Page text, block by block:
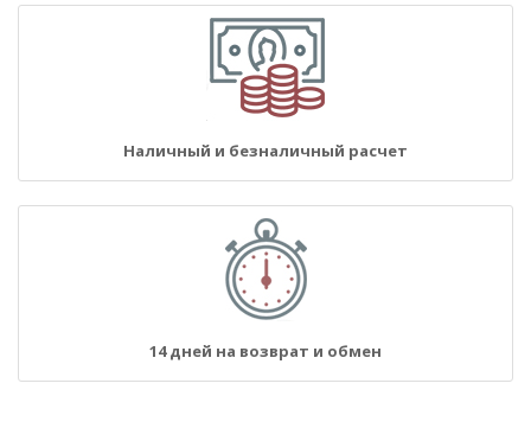
Наличный и безналичный расчет
14 дней на возврат и обмен